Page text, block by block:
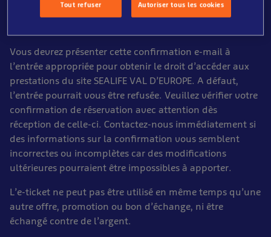
Vous devrez présenter cette confirmation e-mail à
l’entrée appropriée pour obtenir le droit d’accéder aux
prestations du site SEALIFE VAL D’EUROPE. A défaut,
l’entrée pourrait vous être refusée. Veuillez vérifier votre
confirmation de réservation avec attention dès
réception de celle-ci. Contactez-nous immédiatement si
des informations sur la confirmation vous semblent
incorrectes ou incomplètes car des modifications
ultérieures pourraient être impossibles à apporter.
L’e-ticket ne peut pas être utilisé en même temps qu’une
autre offre, promotion ou bon d’échange, ni être
échangé contre de l’argent.
Tout refuser Autoriser tous les cookies